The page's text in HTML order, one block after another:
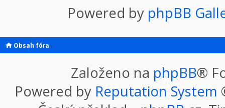
Powered by phpBB
Obsah fóra
Založeno na phpBB®
Powered by Reputation System